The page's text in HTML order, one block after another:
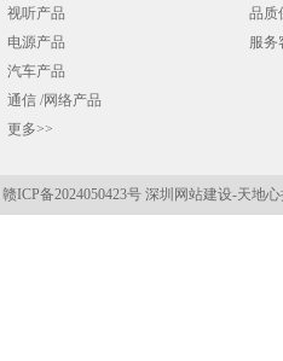
视听产品
电源产品
汽车产品
通信 /网络产品
更多>>
品质
服务
赣ICP备2024050423号 深圳网站建设-天地